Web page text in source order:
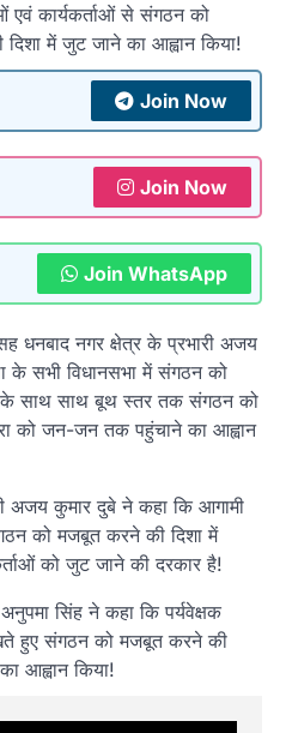
कार्यकर्ताओं से संगठन को
में जुट जाने का आह्वान किया!
Join Now
Join Now
Join WhatsApp
धनबाद नगर क्षेत्र के प्रभारी अजय
के सभी विधानसभा में संगठन को
के साथ साथ बूथ स्तर तक संगठन को
को जन-जन तक पहुंचाने का आह्वान
अजय कुमार दुबे ने कहा कि आगामी
को मजबूत करने की दिशा में
को जुट जाने की दरकार है!
सिंह ने कहा कि पर्यवेक्षक
हुए संगठन को मजबूत करने की
आह्वान किया!